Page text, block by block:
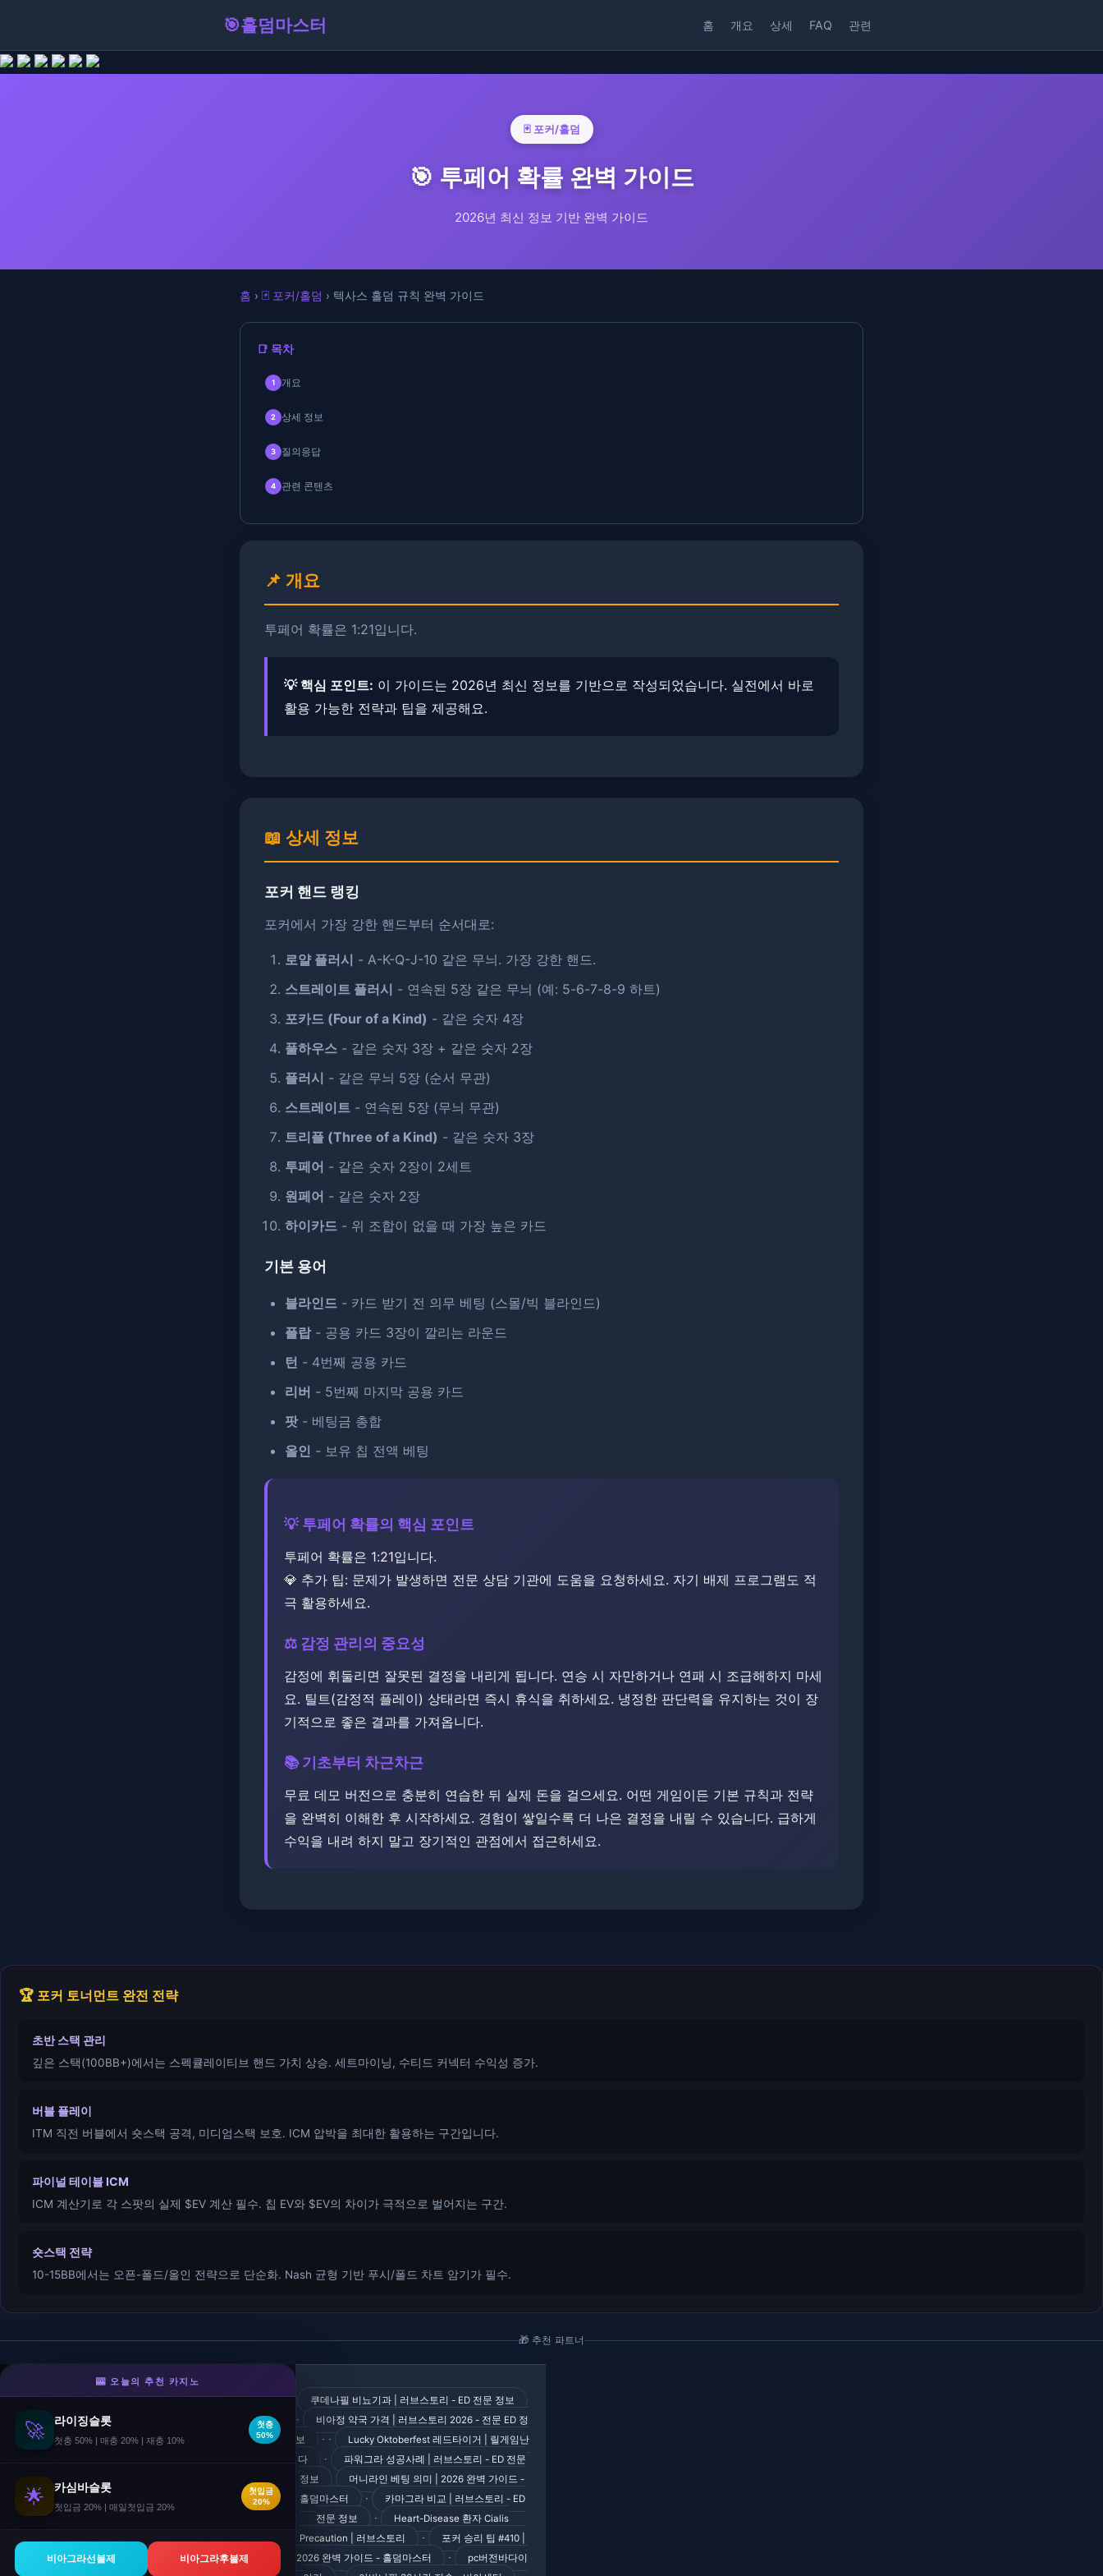
🎯홀덤마스터 홈 개요 상세 FAQ 관련
🃏 포커/홀덤
🎯 투페어 확률 완벽 가이드
2026년 최신 정보 기반 완벽 가이드
홈 › 🃏 포커/홀덤 › 텍사스 홀덤 규칙 완벽 가이드
📑 목차
1 개요
2 상세 정보
3 질의응답
4 관련 콘텐츠
📌 개요
투페어 확률은 1:21입니다.
💡 핵심 포인트: 이 가이드는 2026년 최신 정보를 기반으로 작성되었습니다. ​실전에서 바로
활용 가능한 전략과 팁을 제공해요.
📖 상세 정보
포커 핸드 랭킹
포커에서 가장 강한 핸드부터 순서대로:
로얄 플러시 - A-K-Q-J-10 같은 무늬. ​​가장 강한 핸드.
스트레이트 플러시 - 연속된 5장 같은 무늬 (예: 5-6-7-8-9 하트)
포카드 (Four of a Kind) - 같은 숫자 4장
풀하우스 - 같은 숫자 3장 + 같은 숫자 2장
플러시 - 같은 무늬 5장 (순서 무관)
스트레이트 - 연속된 5장 (무늬 무관)
트리플 (Three of a Kind) - 같은 숫자 3장
투페어 - 같은 숫자 2장이 2세트
원페어 - 같은 숫자 2장
하이카드 - 위 조합이 없을 때 가장 높은 카드
기본 용어
블라인드 - 카드 받기 전 의무 베팅 (스몰/빅 블라인드)
플랍- 공용 카드 3장이 깔리는 라운드
턴 - 4번째 공용 카드
리버 - 5번째 마지막 공용 카드
팟- 베팅금 총합
올인 - 보유 칩 전액 베팅
💡 투페어 확률의 핵심 포인트
투페어 확률은 1:21입니다.
💎 추가 팁: 문제가 발생하면 전문 상담 기관에 도움을 요청하세요. ​​자기 배제 프로그램도 적
극 활용하세요.
⚖️ 감정 관리의 중요성
​감정에 휘둘리면 잘못된 결정을 내리게 됩니다. 연승 시 자만하거나 연패 시 조급해하지 마세
요. 틸트(감정적 플레이) 상태라면 즉시 휴식을 취하세요. 냉정한 판단력을 유지하는 것이 장
기적으로 좋은 결과를 가져옵니다.
📚 기초부터 차근차근
무료 데모 버전으로 충분히 연습한 뒤 실제 돈을 걸으세요. 어떤 게임이든 기본 규칙과 전략
을 완벽히 이해한 후 시작하세요. ​경험이 쌓일수록 더 나은 결정을 내릴 수 있습니다. ​​급하게
수익을 내려 하지 말고 장기적인 관점에서 접근하세요.
🏆 포커 토너먼트 완전 전략
초반 스택 관리
깊은 스택(100BB+)에서는 스펙큘레이티브 핸드 가치 상승. 세트마이닝, 수티드 커넥터 수익성 증가.
버블 플레이
ITM 직전 버블에서 숏스택 공격, 미디엄스택 보호. ICM 압박을 최대한 활용하는 구간입니다.
파이널 테이블 ICM
ICM 계산기로 각 스팟의 실제 $EV 계산 필수. 칩 EV와 $EV의 차이가 극적으로 벌어지는 구간.
숏스택 전략
10-15BB에서는 오픈-폴드/올인 전략으로 단순화. Nash 균형 기반 푸시/폴드 차트 암기가 필수.
🎁 추천 파트너
🎁 신규 가입쿠폰
쿠데나필 비뇨기과 | 러브스토리 - ED 전문 정보
·
비아정 약국 가격 | 러브스토리 2026 - 전문 ED 정
보
· ·
Lucky Oktoberfest 레드타이거 | 릴게임난
다
·
파워그라 성공사례 | 러브스토리 - ED 전문
정보
머니라인 베팅 의미 | 2026 완벽 가이드 -
홀덤마스터
·
카마그라 비교 | 러브스토리 - ED
전문 정보
·
Heart-Disease 환자 Cialis
Precaution | 러브스토리
·
포커 승리 팁 #410 |
2026 완벽 가이드 - 홀덤마스터
·
pc버전바다이
🎰 오늘의 추천 카지노
🚀 라이징슬롯
첫충 50% | 매충 20% | 재충 10%
첫충
50%
🌟 카심바슬롯
첫입금 20% | 매일첫입금 20%
첫입금
20%
비아그라선불제 비아그라후불제